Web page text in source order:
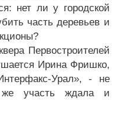
нет ли у городской
часть деревьев и
Первостроителей
Ирина Фришко,
Урал», - не
участь ждала и